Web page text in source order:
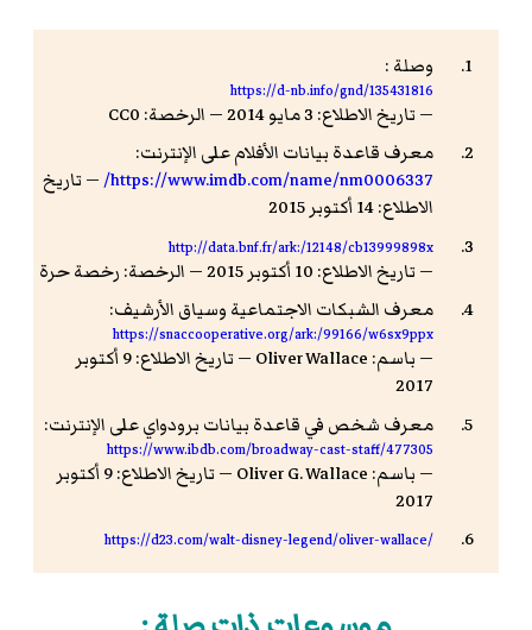
وصلة :
https://d-nb.info/gnd/135431816
— تاريخ الاطلاع: 3 مايو 2014 — الرخصة: CC0
معرف قاعدة بيانات الأفلام على الإنترنت:
https://www.imdb.com/name/nm0006337/ — تاريخ
الاطلاع: 14 أكتوبر 2015
http://data.bnf.fr/ark:/12148/cb13999898x
— تاريخ الاطلاع: 10 أكتوبر 2015 — الرخصة: رخصة حرة
معرف الشبكات الاجتماعية وسياق الأرشيف:
https://snaccooperative.org/ark:/99166/w6sx9ppx
— باسم: Oliver Wallace — تاريخ الاطلاع: 9 أكتوبر
2017
معرف شخص في قاعدة بيانات برودواي على الإنترنت:
https://www.ibdb.com/broadway-cast-staff/477305
— باسم: Oliver G. Wallace — تاريخ الاطلاع: 9 أكتوبر
2017
https://d23.com/walt-disney-legend/oliver-wallace/